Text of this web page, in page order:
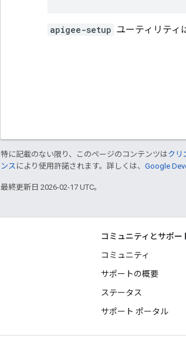
apigee-setup ユーティリティ
特に記載のない限り、このページのコンテンツはクリ
ンス により使用許諾されます。詳しくは、 Google
最終更新日 2026-02-17 UTC。
コミュニティとサポー
コミュニティ
サポートの概要
ステータス
サポート ポータル